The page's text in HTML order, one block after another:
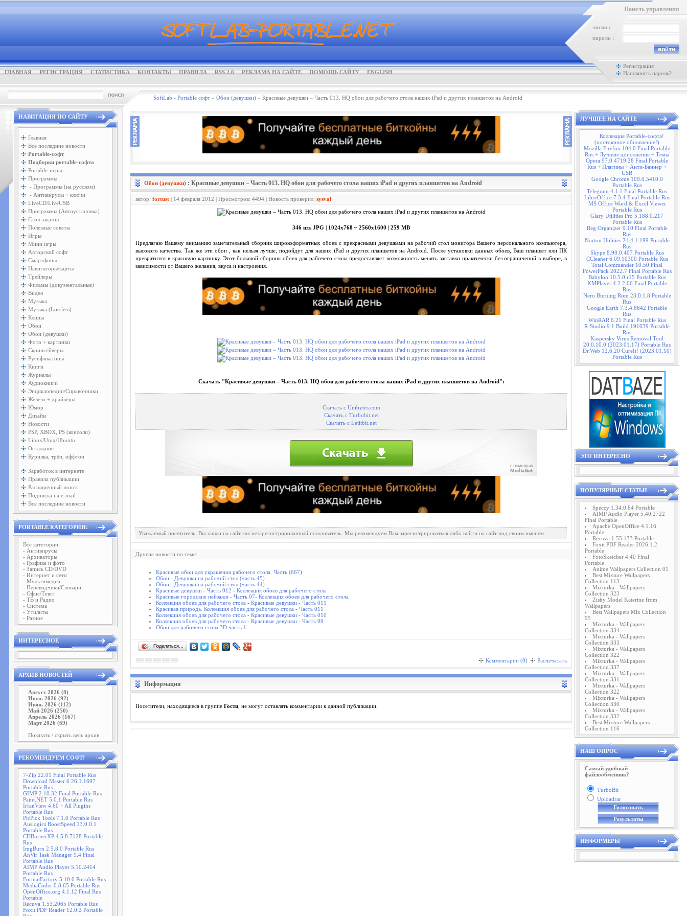
ГЛАВНАЯ РЕГИСТРАЦИЯ СТАТИСТИКА КОНТАКТЫ ПРАВИЛА RSS 2.0 РЕКЛАМА НА САЙТЕ ПОМОЩЬ САЙТУ ENGLISH
Панель управления
логин :
пароль :
Регистрация
Напомнить пароль?
SoftLab - Portable софт » Обои (девушки) » Красивые девушки – Часть 013. HQ обои для рабочего стола наших iPad и других планшетов на Android
НАВИГАЦИЯ ПО САЙТУ
Главная
Все последние новости
Portable-софт
Подборки portable-софта
Portable-игры
Программы
- Программы (на русском)
- Антивирусы + ключи
LiveCD/LiveUSB
Программы (Автоустановка)
Стол заказов
Полезные советы
Игры
Мини игры
Авторский софт
Смартфоны
Навигаторы/карты
Трейлеры
Фильмы (документальные)
Видео
Музыка
Музыка (Lossless)
Клипы
Обои
Обои (девушки)
Фото + картинки
Скринсейверы
Русификаторы
Книги
Журналы
Аудиокниги
Энциклопедии/Справочники
Железо + драйверы
Юмор
Дизайн
Новости
PSP, XBOX, PS (консоли)
Linux/Unix/Ubuntu
Остальное
Курилка, трёп, оффтоп
Заработок в интернете
Правила публикации
Расширенный поиск
Подписка на e-mail
Все последние новости
PORTABLE КАТЕГОРИИ:
Все категории:
- Антивирусы
- Архиваторы
- Графика и фото
- Запись CD/DVD
- Интернет и сети
- Мультимедиа
- Переводчики/Словари
- Офис/Текст
- ТВ и Радио
- Система
- Утилиты
- Разное
ИНТЕРЕСНОЕ
АРХИВ НОВОСТЕЙ
Август 2026 (8)
Июль 2026 (92)
Июнь 2026 (112)
Май 2026 (250)
Апрель 2026 (167)
Март 2026 (69)
Показать / скрыть весь архив
РЕКОМЕНДУЕМ СОФТ!
7-Zip 22.01 Final Portable Rus
Download Master 6.26.1.1697
Portable Rus
GIMP 2.10.32 Final Portable Rus
Paint.NET 5.0.1 Portable Rus
IrfanView 4.60 + All Plugins
Portable Rus
PicPick Tools 7.1.0 Portable Rus
Auslogics BoostSpeed 13.0.0.1
Portable Rus
CDBurnerXP 4.5.8.7128 Portable
Rus
ImgBurn 2.5.8.0 Portable Rus
AnVir Task Manager 9.4 Final
Portable Rus
AIMP Audio Player 5.10.2414
Portable Rus
FormatFactory 5.10.0 Portable Rus
MediaCoder 0.8.65 Portable Rus
OpenOffice.org 4.1.12 Final Rus
Portable
Recuva 1.53.2065 Portable Rus
Foxit PDF Reader 12.0.2 Portable
Обои (девушки) : Красивые девушки – Часть 013. HQ обои для рабочего стола наших iPad и других планшетов на Android
автор: fortust | 14 февраля 2012 | Просмотров: 4494 | Новость проверил: sysval
346 шт. JPG | 1024x768 ~ 2560x1600 | 259 MB
Предлагаю Вашему вниманию замечательный сборник широкоформатных обоев с прекрасными девушками на рабочий стол монитора Вашего персонального компьютера,
высокого качества. Так же эти обои , как нельзя лучше, подойдут для наших iPad и других планшетов на Android. После установки данных обоев, Ваш планшет или ПК
превратится в красивую картинку. Этот большой сборник обоев для рабочего стола предоставляет возможность менять заставки практически без ограничений в выборе, в
зависимости от Вашего желания, вкуса и настроения.
Скачать "Красивые девушки – Часть 013. HQ обои для рабочего стола наших iPad и других планшетов на Android":
Скачать с Unibytes.com
Скачать с Turbobit.net
Скачать с Letitbit.net
Уважаемый посетитель, Вы зашли на сайт как незарегистрированный пользователь. Мы рекомендуем Вам зарегистрироваться либо войти на сайт под своим именем.
Другие новости по теме:
Красивые обои для украшения рабочего стола. Часть (667)
Обои - Девушки на рабочий стол (часть 45)
Обои - Девушки на рабочий стол (часть 44)
Красивые девушки - Часть 012 - Коллекция обоев для рабочего стола
Красивые городские пейзажи - Часть 07- Коллекция обоев для рабочего стола
Коллекция обоев для рабочего стола - Красивые девушки - Часть 011
Красивая природа. Коллекция обоев для рабочего стола - Часть 011
Коллекция обоев для рабочего стола - Красивые девушки - Часть 010
Коллекция обоев для рабочего стола - Красивые девушки - Часть 09
Обои для рабочего стола 3D часть 1
Поделиться…
Комментарии (0) Распечатать
Информация
Посетители, находящиеся в группе Гости , не могут оставлять комментарии к данной публикации.
ЛУЧШЕЕ НА САЙТЕ
Коллекция Portable-софта!
(постоянное обновление!)
Mozilla Firefox 104.0 Final Portable
Rus + Лучшие дополнения + Темы
Opera 97.0.4719.28 Final Portable
Rus + Плагины + Анти-Баннер +
USB
Google Chrome 109.0.5410.0
Portable Rus
Telegram 4.1.1 Final Portable Rus
LibreOffice 7.3.4 Final Portable Rus
MS Office Word & Excel Viewer
Portable Rus
Glary Utilities Pro 5.188.0.217
Portable Rus
Reg Organizer 9.10 Final Portable
Rus
Norton Utilities 21.4.1.199 Portable
Rus
Skype 8.90.0.407 Portable Rus
CCleaner 6.09.10300 Portable Rus
Total Commander 10.50 Final
PowerPack 2022.7 Final Portable Rus
Babylon 10.5.0 r15 Portable Rus
KMPlayer 4.2.2.66 Final Portable
Rus
Nero Burning Rom 23.0.1.8 Portable
Rus
Google Earth 7.3.4.8642 Portable
Rus
WinRAR 6.21 Final Portable Rus
R-Studio 9.1 Build 191039 Portable
Rus
Kaspersky Virus Removal Tool
20.0.10.0 (2023.01.17) Portable Rus
Dr.Web 12.6.20 CureIt! (2023.01.10)
Portable Rus
ЭТО ИНТЕРЕСНО
ПОПУЛЯРНЫЕ СТАТЬИ
Speccy 1.34.0.84 Portable
AIMP Audio Player 5.40.2722
Final Portable
Apache OpenOffice 4.1.16
Portable
Recuva 1.55.133 Portable
Foxit PDF Reader 2026.1.2
Portable
FotoSketcher 4.40 Final
Portable
Anime Wallpapers Collection 01
Best Mixture Wallpapers
Collection 113
Mixturka - Wallpapers
Collection 323
Zishy Model Katerine from
Wallpapers
Best Wallpapers Mix Collection
95
Mixturka - Wallpapers
Collection 334
Mixturka - Wallpapers
Collection 333
Mixturka - Wallpapers
Collection 322
Mixturka - Wallpapers
Collection 337
Mixturka - Wallpapers
Collection 331
Mixturka - Wallpapers
Collection 322
Mixturka - Wallpapers
Collection 330
Mixturka - Wallpapers
Collection 332
Best Mixture Wallpapers
Collection 116
НАШ ОПРОС
Самый удобный
файлообменник?
TurboBit
Uploadrar
ИНФОРМЕРЫ